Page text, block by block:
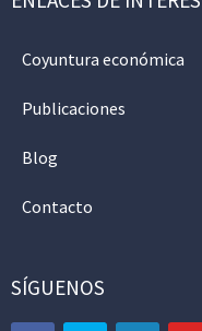
Coyuntura económica
Publicaciones
Blog
Contacto
SÍGUENOS